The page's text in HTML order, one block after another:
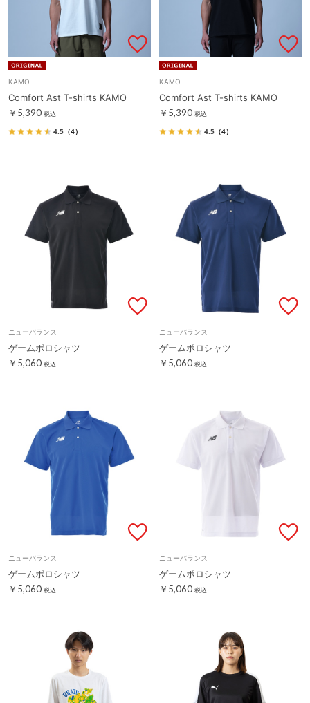
KAMO
Comfort Ast T-shirts KAMO
￥5,390 税込
4.5 （4）
KAMO
Comfort Ast T-shirts KAMO
￥5,390 税込
4.5 （4）
ニューバランス
ゲームポロシャツ
￥5,060 税込
ニューバランス
ゲームポロシャツ
￥5,060 税込
ニューバランス
ゲームポロシャツ
￥5,060 税込
ニューバランス
ゲームポロシャツ
￥5,060 税込